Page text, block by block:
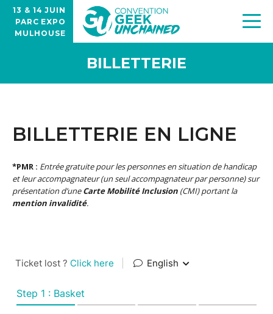
13 & 14 JUIN
PARC EXPO
MULHOUSE
BILLETTERIE
BILLETTERIE EN LIGNE
*PMR : Entrée gratuite pour les personnes en situation de handicap
et leur accompagnateur (un seul accompagnateur par personne) sur
présentation d’uneCarte Mobilité Inclusion (CMI) portant la
mention invalidité.